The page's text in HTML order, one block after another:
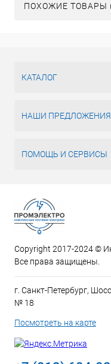
ПОХОЖИЕ ТОВАРЫ
КАТАЛОГ
НАШИ ПРЕДЛОЖЕНИЯ
ПОМОЩЬ И СЕРВИСЫ
Copyright 2017-2024 ©
Все права защищены.
г. Санкт-Петербург,
№ 18
Посмотреть на карте